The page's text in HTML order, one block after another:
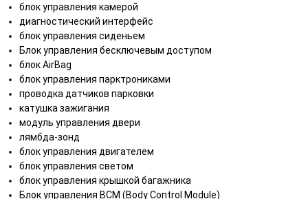
блок управления камерой
диагностический интерфейс
блок управления сиденьем
Блок управления бесключевым доступом
блок AirBag
блок управления парктрониками
проводка датчиков парковки
катушка зажигания
модуль управления двери
лямбда-зонд
блок управления двигателем
блок управления светом
блок управления крышкой багажника
Блок управления BCM (Body Control Module)